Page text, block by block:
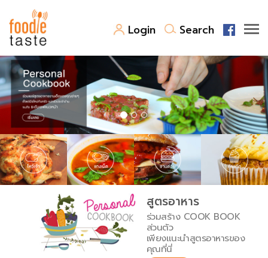
Login Search
สูตรอาหาร
สูตรอาหารล่าสุด
Top Foodie
พาไปชิม
สารพันก้นครัว
เคล็ดลับน่ารู้
เปรียบเทียบหน่วยการตวง
เปรียบเทียบอุณหภูมิ
เปรียบเทียบน้ำหนักวัตถุดิบ
FoodPedia
สร้าง Cookbook
สูตรอาหาร
ร่วมสร้าง COOK BOOK
ส่วนตัว
เพียงแนะนำสูตรอาหารของ
คุณที่นี่